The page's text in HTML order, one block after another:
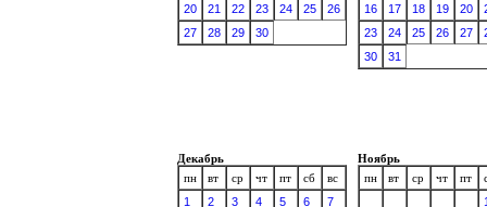
20
21 22 23 24 25
26
27
28 29 30
16
17 18 19 20
23
24 25 26 27
30
31
Декабрь
пн
вт ср чт пт сб
вс
1
2 3 4 5 6
7
Ноябрь
пн
вт ср чт пт